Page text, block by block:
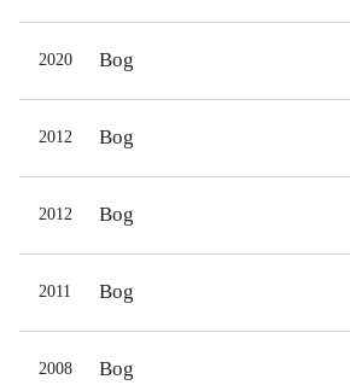
2020 Bog
2012 Bog
2012 Bog
2011 Bog
2008 Bog